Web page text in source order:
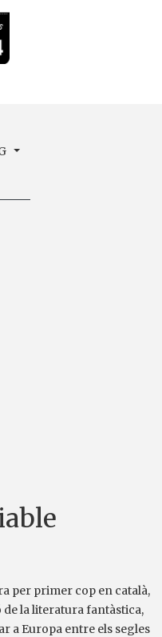
per primer cop en català,
la literatura fantàstica,
a Europa entre els segles